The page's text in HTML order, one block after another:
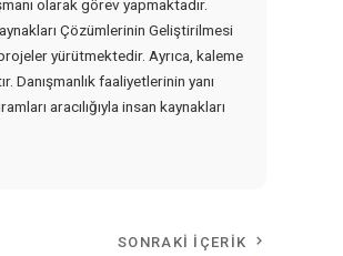
olarak görev yapmaktadır.
Çözümlerinin Geliştirilmesi
yürütmektedir. Ayrıca, kaleme
Danışmanlık faaliyetlerinin yanı
aracılığıyla insan kaynakları
SONRAKI İÇERIK